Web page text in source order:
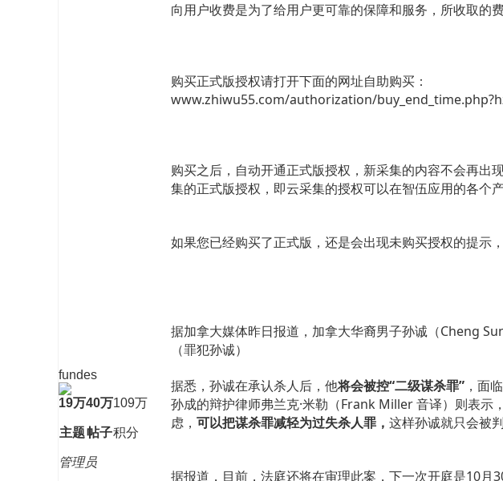
fundes
19万
主题
40万
帖子
109万
积分
管理员
向用户收费是为了给用户更可靠的保障和服务，所收取的
购买正式版授权请打开下面的网址自助购买：
www.zhiwu55.com/authorization/
购买之后，自动开通正式版授权，新采集的内容不会再
集的正式版授权，即云采集的授权可以在智伍应用的各个
如果您已经购买了正式版，还是会出现未购买授权的提示
据加拿大媒体昨日报道，加拿大华裔男子孙诚（Cheng
（罪犯孙诚）
据悉，孙诚在承认杀人后，他将会被控“二级谋杀罪” ，面
孙成的辩护律师弗兰克·米勒（Frank Miller 音译）则表示
虑， 可以把谋杀罪减轻为过失杀人罪， 这样孙诚就只会被
据报道，目前，法庭还将在审理此案，下一次开庭是10月30